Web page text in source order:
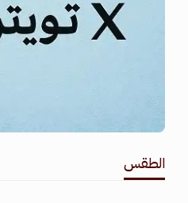
الطقس